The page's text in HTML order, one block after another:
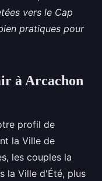
vers le Cap
pratiques pour
à Arcachon
profil de
la Ville de
les couples la
la Ville d'Été, plus